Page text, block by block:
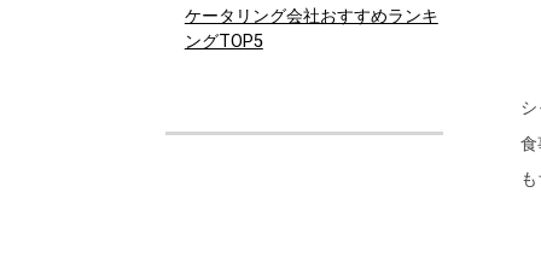
ケータリング会社おすすめランキ
ングTOP5